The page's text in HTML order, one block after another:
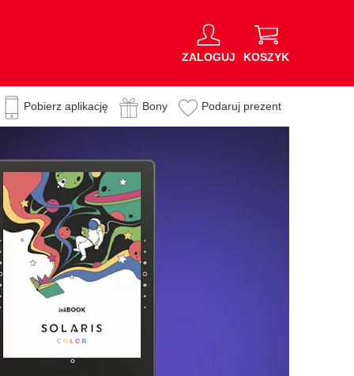
ZALOGUJ KOSZYK
Pobierz aplikację Bony Podaruj prezent